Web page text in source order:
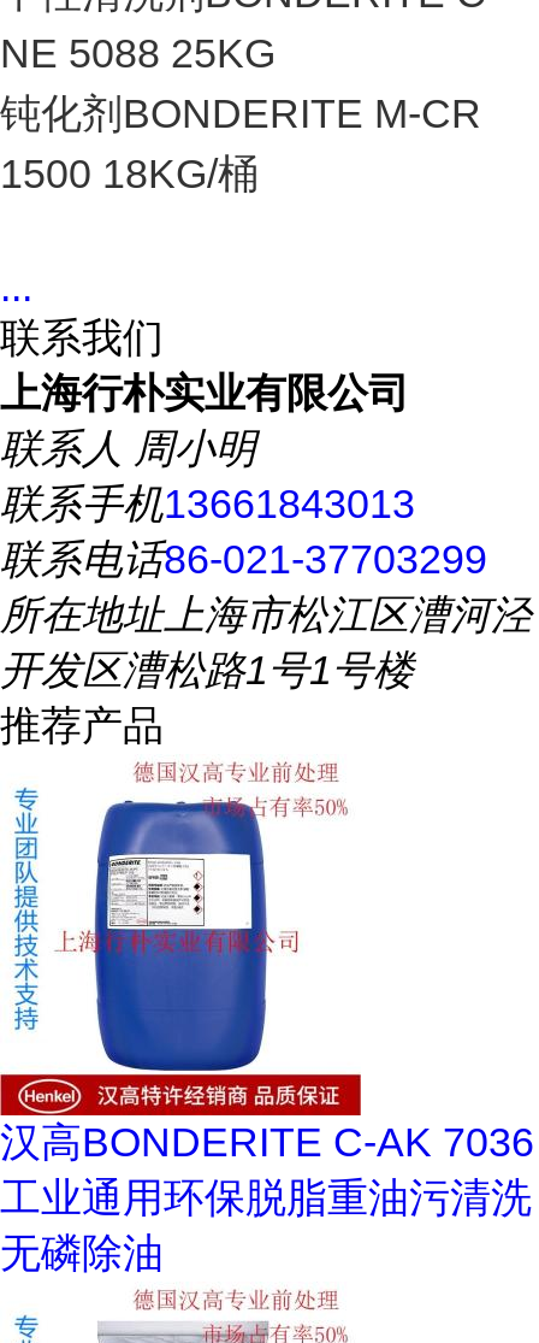
NE 5088 25KG
钝化剂BONDERITE M-CR
1500 18KG/桶
...
联系我们
上海行朴实业有限公司
联系人 周小明
联系手机13661843013
联系电话86-021-37703299
所在地址上海市松江区漕河泾
开发区漕松路1号1号楼
推荐产品
汉高BONDERITE C-AK 7036
工业通用环保脱脂重油污清洗
无磷除油